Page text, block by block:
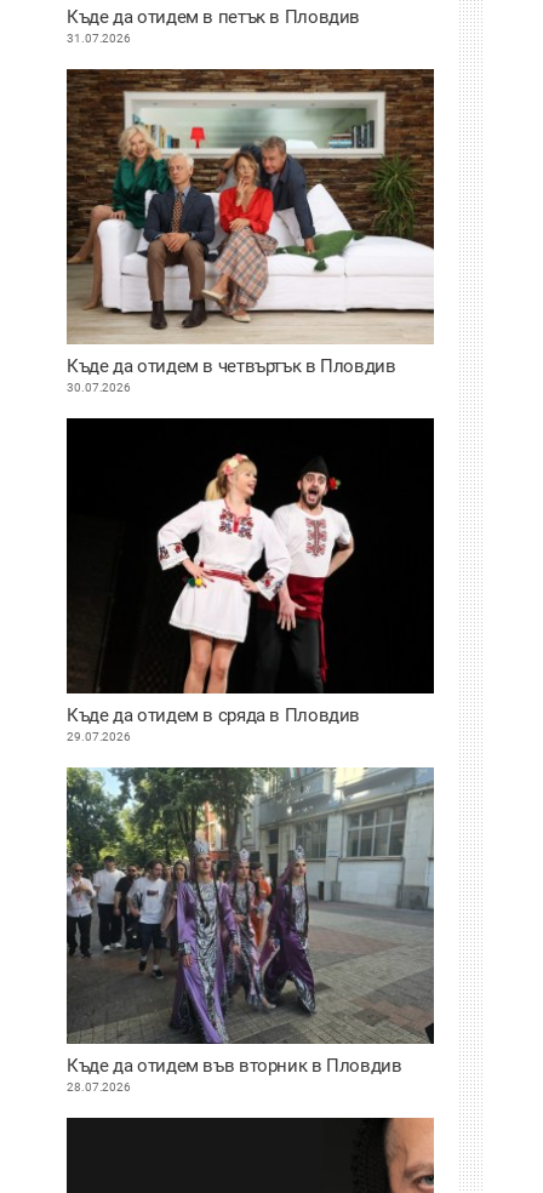
Къде да отидем в петък в Пловдив
31.07.2026
Къде да отидем в четвъртък в Пловдив
30.07.2026
Къде да отидем в сряда в Пловдив
29.07.2026
Къде да отидем във вторник в Пловдив
28.07.2026